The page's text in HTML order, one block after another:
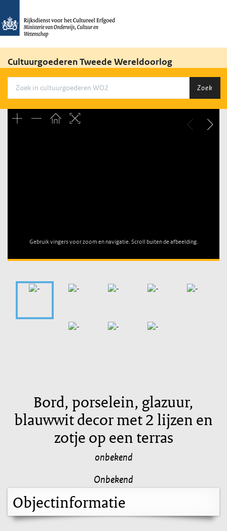
Cultuurgoederen Tweede Wereldoorlog
Zoek
Gebruik vingers voor zoom en navigatie. Scroll buiten de afbeelding.
Bord, porselein, glazuur,
blauwwit decor met 2 lijzen en
zotje op een terras
onbekend
Onbekend
Objectinformatie